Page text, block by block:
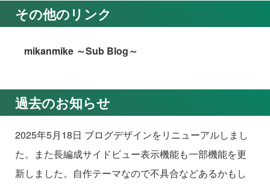
その他のリンク
mikanmike ～Sub Blog～
過去のお知らせ
2025年5月18日 ブログデザインをリニューアルしまし
た。また長編成サイドビュー表示機能も一部機能を更
新しました。自作テーマなので不具合などあるかもし